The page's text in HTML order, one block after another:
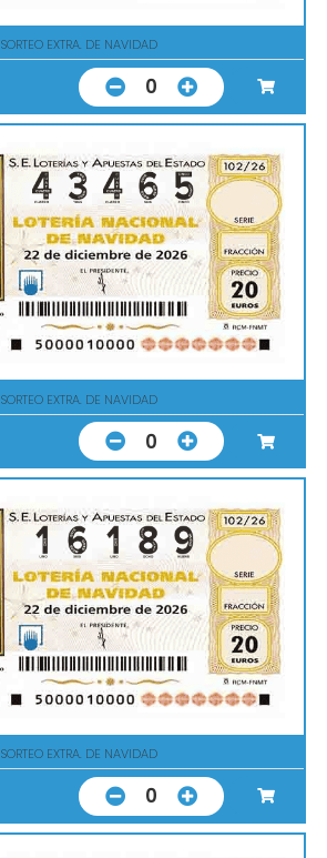
SORTEO EXTRA. DE NAVIDAD
0
SORTEO EXTRA. DE NAVIDAD
0
SORTEO EXTRA. DE NAVIDAD
0